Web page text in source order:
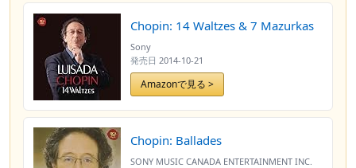
Chopin: 14 Waltzes & 7 Mazurkas
Sony
発売日 2014-10-21
Amazonで見る >
Chopin: Ballades
SONY MUSIC CANADA ENTERTAINMENT INC.